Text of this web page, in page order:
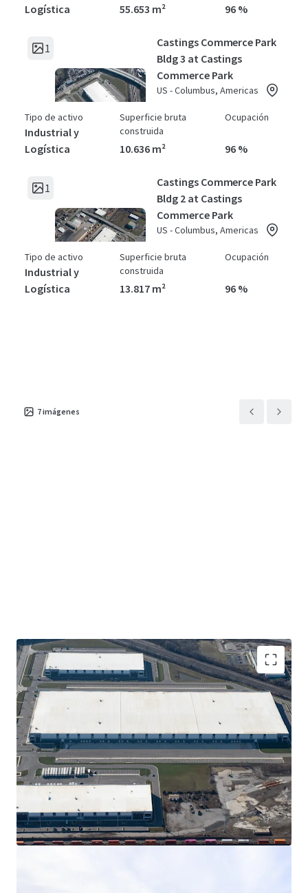
Logística
55.653 m² 96 %
1
Castings Commerce Park
Bldg 3 at Castings
Commerce Park
US - Columbus, Americas
Tipo de activo
Industrial y
Logística
Superficie bruta
construida
10.636 m²
Ocupación
96 %
1
Castings Commerce Park
Bldg 2 at Castings
Commerce Park
US - Columbus, Americas
Tipo de activo
Industrial y
Logística
Superficie bruta
construida
13.817 m²
Ocupación
96 %
7imágenes
862,241 SF of Class A construction of rear-load
and cross dock product
Portfolio is anchored by global e-commerce
leader composing 40% of the GLA for the next
15+ years
15-year, 100% real estate tax abatement
Columbus has one of the fastest-declining
vacancy rates in the United States